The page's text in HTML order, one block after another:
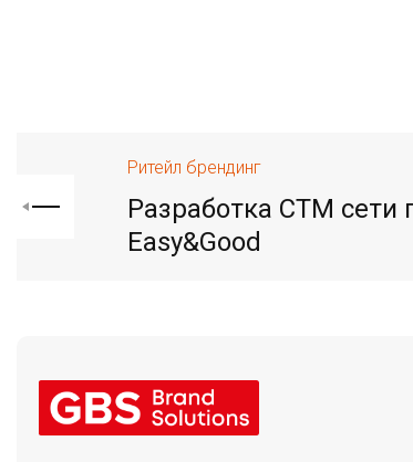
Ритейл брендинг
Разработка СТМ сети
Easy&Good